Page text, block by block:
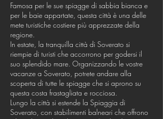
Famosa per le sue spiagge di sabbia bianca e
per le baie appartate, questa città è una delle
mete turistiche costiere più apprezzate della
regione.
In estate, la tranquilla città di Soverato si
riempie di turisti che accorrono per godersi il
suo splendido mare. Organizzando le vostre
vacanze a Soverato, potrete andare alla
scoperta di tutte le spiagge che si aprono su
questa costa frastagliata e rocciosa.
Lungo la città si estende la Spiaggia di
Soverato, con stabilimenti balneari che offrono